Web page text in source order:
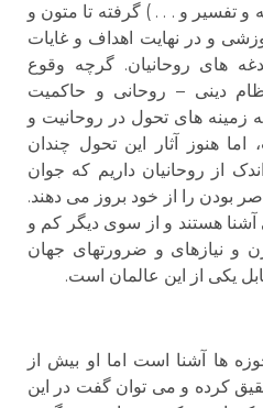
تفسیر و . . . ) گرفته تا متون و
و در نهایت اهداف و غایات
های روحانیان. گرچه وقوع
دینی – روحانی و حاکمیت
زمینه های تحول در روحانیت و
هنوز آثار این تحول چندان
از روحانیان داریم که جوان
بودن را از خود بروز می دهند.
آشنا هستند و از سوی دیگر کم و
و نیازهای و ضرورتهای جهان
یکی از این عالمان است.
ها آشنا است اما او بیش از
کرده و می توان گفت در این